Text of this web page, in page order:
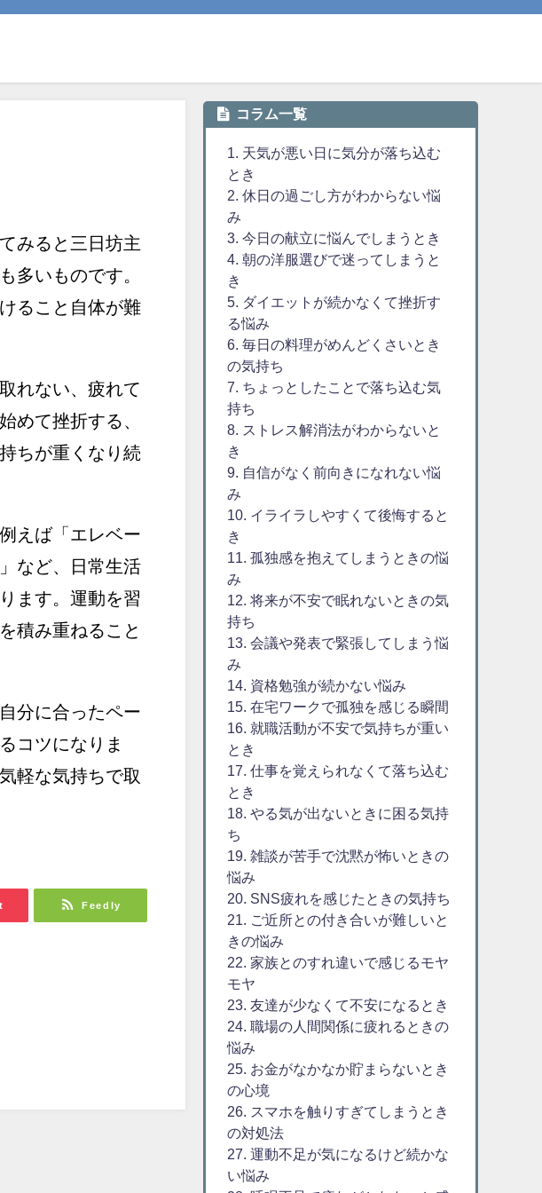
みると三日坊主
多いものです。
ること自体が難
れない、疲れて
めて挫折する、
ちが重くなり続
えば「エレベー
など、日常生活
ます。運動を習
積み重ねること
分に合ったペー
コツになりま
軽な気持ちで取
Feedly
コラム一覧
1. 天気が悪い日に気分が落ち込む
とき
2. 休日の過ごし方がわからない悩
み
3. 今日の献立に悩んでしまうとき
4. 朝の洋服選びで迷ってしまうと
き
5. ダイエットが続かなくて挫折す
る悩み
6. 毎日の料理がめんどくさいとき
の気持ち
7. ちょっとしたことで落ち込む気
持ち
8. ストレス解消法がわからないと
き
9. 自信がなく前向きになれない悩
み
10. イライラしやすくて後悔すると
き
11. 孤独感を抱えてしまうときの悩
み
12. 将来が不安で眠れないときの気
持ち
13. 会議や発表で緊張してしまう悩
み
14. 資格勉強が続かない悩み
15. 在宅ワークで孤独を感じる瞬間
16. 就職活動が不安で気持ちが重い
とき
17. 仕事を覚えられなくて落ち込む
とき
18. やる気が出ないときに困る気持
ち
19. 雑談が苦手で沈黙が怖いときの
悩み
20. SNS疲れを感じたときの気持ち
21. ご近所との付き合いが難しいと
きの悩み
22. 家族とのすれ違いで感じるモヤ
モヤ
23. 友達が少なくて不安になるとき
24. 職場の人間関係に疲れるときの
悩み
25. お金がなかなか貯まらないとき
の心境
26. スマホを触りすぎてしまうとき
の対処法
27. 運動不足が気になるけど続かな
い悩み